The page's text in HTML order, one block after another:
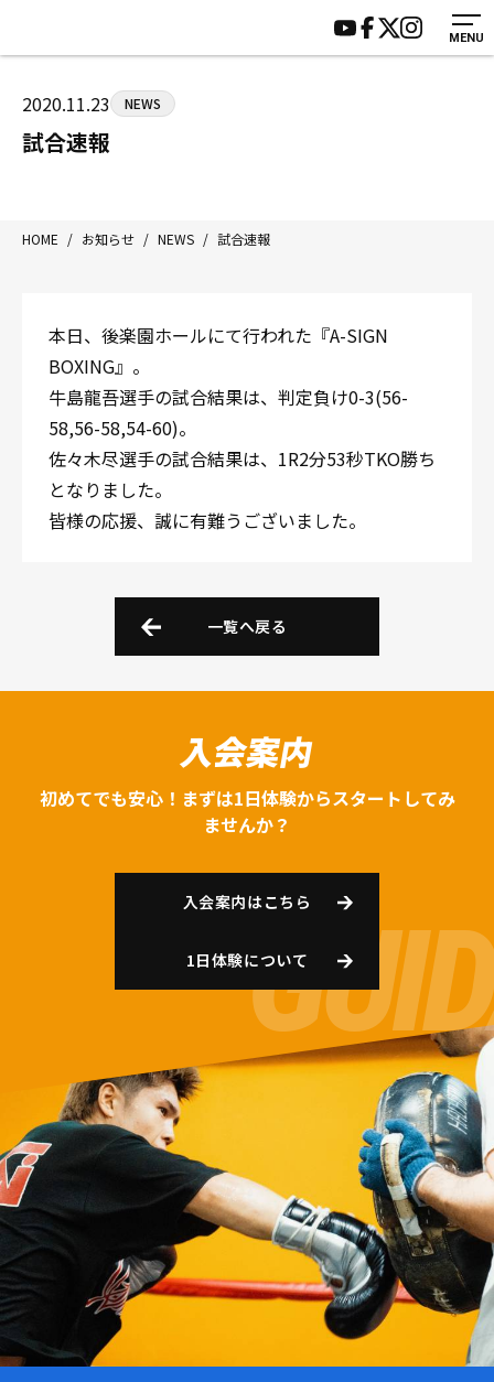
MENU
八王子中屋ボクシングジム
〒192-0072 東京都八王子市南町3-8 第2原嶋ビル1F
Tel/Fax：042-622-7222
営業時間：月〜土 14:00〜22:00 / 日・祝 14:00〜19:00
HOME
ジムについて
トレーニング
入会案内
施設紹介
2020.11.23 NEWS
試合速報
HOME / お知らせ / NEWS / 試合速報
本日、後楽園ホールにて行われた『A-SIGN
BOXING』。
牛島龍吾選手の試合結果は、判定負け0-3(56-
58,56-58,54-60)。
佐々木尽選手の試合結果は、1R2分53秒TKO勝ち
となりました。
皆様の応援、誠に有難うございました。
一覧へ戻る
入会案内
初めてでも安心！まずは1日体験からスタートしてみ
ませんか？
入会案内はこちら
1日体験について